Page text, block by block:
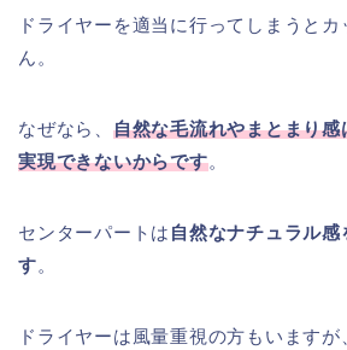
ドライヤーを適当に行ってしまうと
ん。
なぜなら、 自然な毛流れやまとまり
実現できないからです。
センターパートは 自然なナチュラル
す。
ドライヤーは風量重視の方もいます